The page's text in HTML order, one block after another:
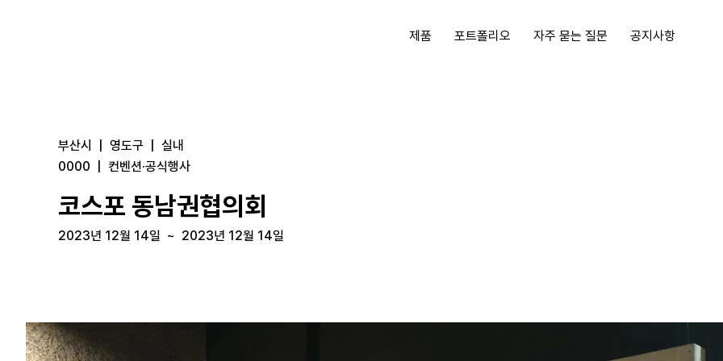
제품 포트폴리오 자주 묻는 질문 공지사항
부산시 영도구
실내
0000
컨벤션·공식행사
코스포 동남권협의회
2023년 12월 14일 ~ 2023년 12월 14일